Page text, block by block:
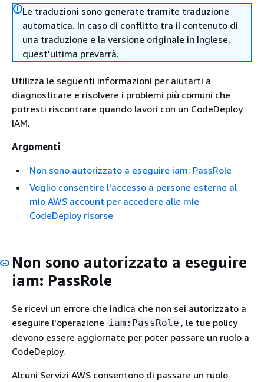
Le traduzioni sono generate tramite traduzione
automatica. In caso di conflitto tra il contenuto di
una traduzione e la versione originale in Inglese,
quest'ultima prevarrà.
Utilizza le seguenti informazioni per aiutarti a
diagnosticare e risolvere i problemi più comuni che
potresti riscontrare quando lavori con un CodeDeploy
IAM.
Argomenti
Non sono autorizzato a eseguire iam: PassRole
Voglio consentire l'accesso a persone esterne al
mio AWS account per accedere alle mie
CodeDeploy risorse
Non sono autorizzato a eseguire
iam: PassRole
Se ricevi un errore che indica che non sei autorizzato a
eseguire l'operazione iam:PassRole , le tue policy
devono essere aggiornate per poter passare un ruolo a
CodeDeploy.
Alcuni Servizi AWS consentono di passare un ruolo